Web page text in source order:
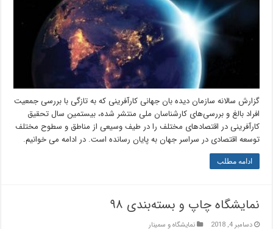
گزارش سالانه سازمان دیده بان جهانی کارآفرینی که به تازگی با بررسی جمعیت
افراد بالغ و بررسی‌های کارشناسان ملی منتشر شده، بیستمین سال تحقیق
کارآفرینی در اقتصادهای مختلف را در طیف وسیعی از مناطق و سطوح مختلف
توسعه اقتصادی در سراسر جهان به پایان رسانده است. در ادامه می خوانیم.
ادامه مطلب
نمایشگاه چاپ و بسته‌بندی ۹۸
دسامبر 4, 2018 نمایشگاه و سمینار